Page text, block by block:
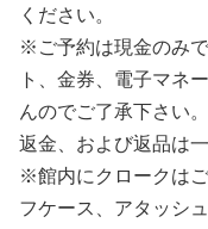
ください。
※ご予約は現金のみ
ト、金券、電子マネ
んのでご了承下さい
返金、および返品は
※館内にクロークは
フケース、アタッシ